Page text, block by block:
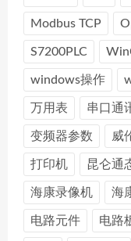
Modbus TCP
S7200PLC
windows操作
万用表 串口通
变频器参数 威
打印机 昆仑通
海康录像机 海
电路元件 电路